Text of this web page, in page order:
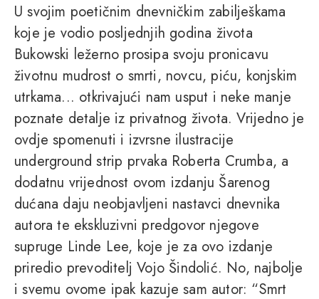
U svojim poetičnim dnevničkim zabilješkama
koje je vodio posljednjih godina života
Bukowski ležerno prosipa svoju pronicavu
životnu mudrost o smrti, novcu, piću, konjskim
utrkama... otkrivajući nam usput i neke manje
poznate detalje iz privatnog života. Vrijedno je
ovdje spomenuti i izvrsne ilustracije
underground strip prvaka Roberta Crumba, a
dodatnu vrijednost ovom izdanju Šarenog
dućana daju neobjavljeni nastavci dnevnika
autora te ekskluzivni predgovor njegove
supruge Linde Lee, koje je za ovo izdanje
priredio prevoditelj Vojo Šindolić. No, najbolje
i svemu ovome ipak kazuje sam autor: “Smrt